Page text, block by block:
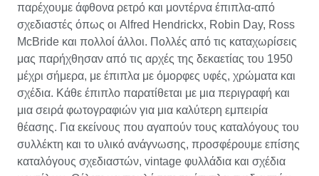
παρέχουμε άφθονα ρετρό και μοντέρνα έπιπλα-από
σχεδιαστές όπως οι Alfred Hendrickx, Robin Day, Ross
McBride και πολλοί άλλοι. Πολλές από τις καταχωρίσεις
μας παρήχθησαν από τις αρχές της δεκαετίας του 1950
μέχρι σήμερα, με έπιπλα με όμορφες υφές, χρώματα και
σχέδια. Κάθε έπιπλο παρατίθεται με μια περιγραφή και
μια σειρά φωτογραφιών για μια καλύτερη εμπειρία
θέασης. Για εκείνους που αγαπούν τους καταλόγους του
συλλέκτη και το υλικό ανάγνωσης, προσφέρουμε επίσης
καταλόγους σχεδιαστών, vintage φυλλάδια και σχέδια